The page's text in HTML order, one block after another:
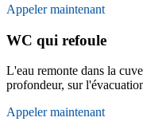
Appeler maintenant
WC qui refoule
L'eau remonte dans la
profondeur, sur
Appeler maintenant